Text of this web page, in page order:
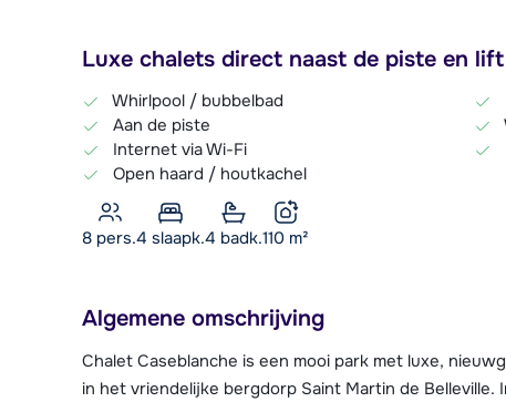
Luxe chalets direct naast de piste en
Whirlpool / bubbelbad
Aan de piste
Internet via Wi-Fi
Open haard / houtkachel
8 pers.4 slaapk.4 badk.110 m²
Algemene omschrijving
Chalet Caseblanche is een mooi park met luxe,
in het vriendelijke bergdorp Saint Martin de Belleville.